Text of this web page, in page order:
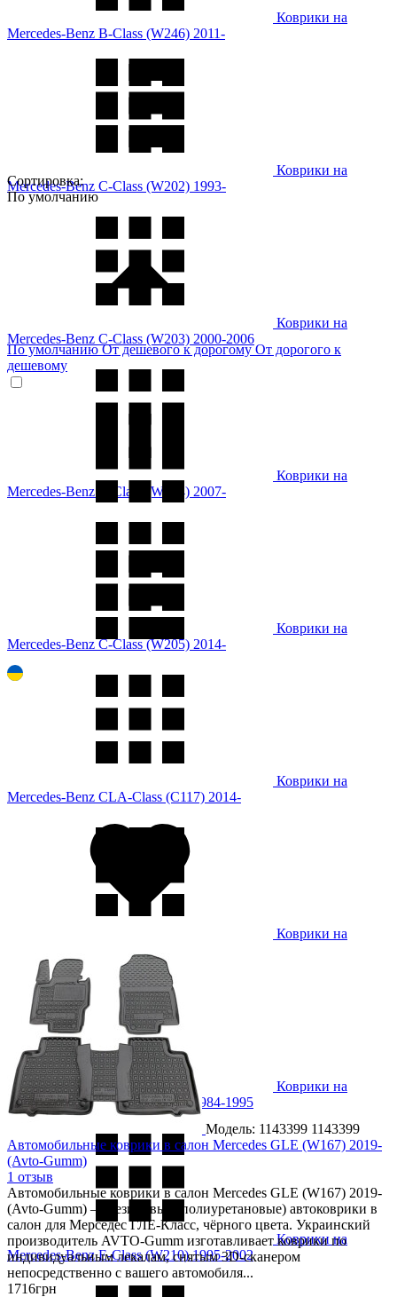
Коврики на
Mercedes-Benz B-Class (W246) 2011-
Коврики на
Mercedes-Benz C-Class (W202) 1993-
Коврики на
Mercedes-Benz C-Class (W203) 2000-2006
Коврики на
Mercedes-Benz C-Class (W204) 2007-
Коврики на
Mercedes-Benz C-Class (W205) 2014-
Коврики на
Mercedes-Benz CLA-Class (C117) 2014-
Коврики на
Коврики на
Mercedes-Benz E-Class (W124) 1984-1995
Коврики на
Mercedes-Benz E-Class (W210) 1995-2002
Сортировка:
По умолчанию
По умолчаниюОт дешевого к дорогомуОт дорогого к
дешевому
Модель: 1143399 1143399
Автомобильные коврики в салон Mercedes GLE (W167) 2019-
(Avto-Gumm)
1 отзыв
Автомобильные коврики в салон Mercedes GLE (W167) 2019-
(Avto-Gumm) — резиновые (полиуретановые) автоковрики в
салон для Мерседес ГЛЕ-Класс, чёрного цвета. Украинский
производитель AVTO-Gumm изготавливает коврики по
индивидуальным лекалам, снятым 3D-сканером
непосредственно с вашего автомобиля...
1716грн